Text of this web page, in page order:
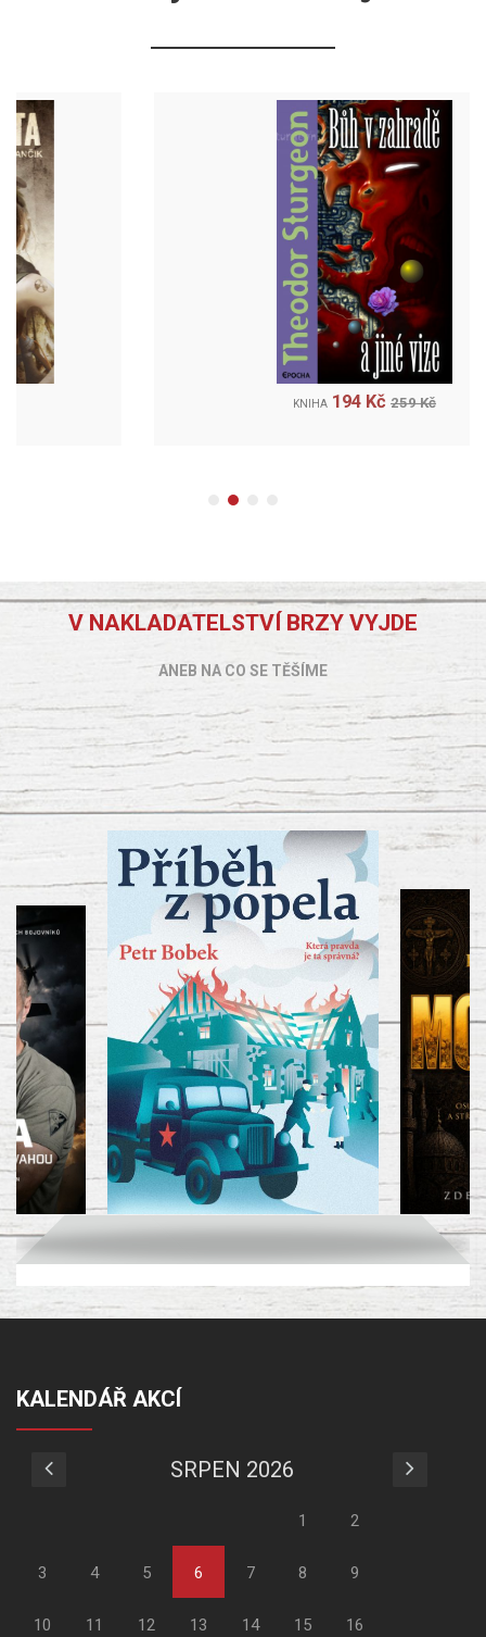
259 Kč
V NAKLADATELSTVÍ BRZY VYJDE
ANEB NA CO SE TĚŠÍME
KALENDÁŘ AKCÍ
SRPEN 2026
1 2
3 4 5 6 7 8 9
10 11 12 13 14 15 16